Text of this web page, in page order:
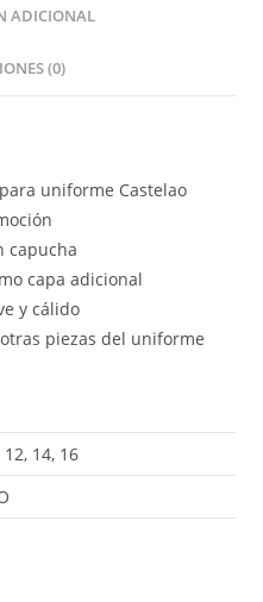
ADICIONAL
(0)
uniforme Castelao
capucha
capa adicional
y cálido
piezas del uniforme
12, 14, 16